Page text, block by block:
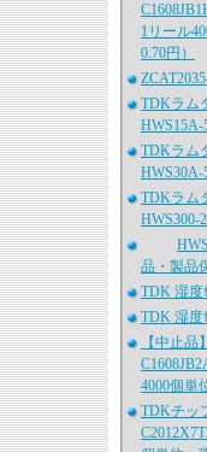
1リール
0.70円）
TDKラム
HWS15A-
TDKラム
HWS30A-
TDKラム
HWS300-
品・製品
TDK 湿度
TDK 湿度
【中止
4000個単
TDKチッ